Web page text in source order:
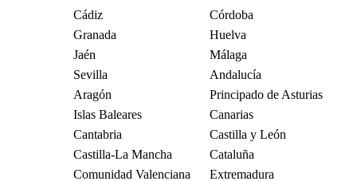
Cádiz
Córdoba
Granada
Huelva
Jaén
Málaga
Sevilla
Andalucía
Aragón
Principado de Asturias
Islas Baleares
Canarias
Cantabria
Castilla y León
Castilla-La Mancha
Cataluña
Comunidad Valenciana
Extremadura